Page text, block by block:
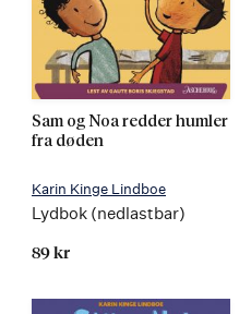
Sam og Noa redder humler
fra døden
Karin Kinge Lindboe
Lydbok (nedlastbar)
89 kr